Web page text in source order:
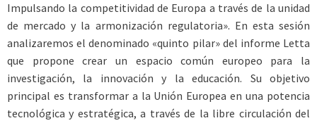
Impulsando la competitividad de Europa a través de la unidad
de mercado y la armonización regulatoria». En esta sesión
analizaremos el denominado «quinto pilar» del informe Letta
que propone crear un espacio común europeo para la
investigación, la innovación y la educación. Su objetivo
principal es transformar a la Unión Europea en una potencia
tecnológica y estratégica, a través de la libre circulación del